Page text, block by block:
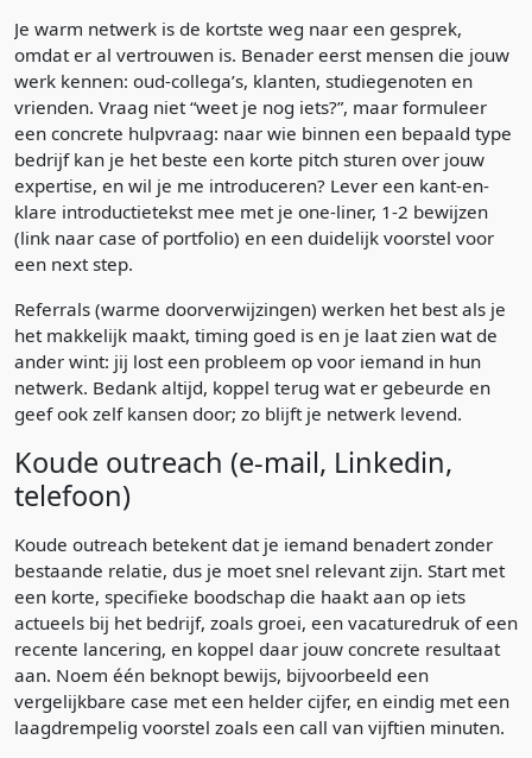
Je warm netwerk is de kortste weg naar een gesprek,
omdat er al vertrouwen is. Benader eerst mensen die jouw
werk kennen: oud-collega’s, klanten, studiegenoten en
vrienden. Vraag niet “weet je nog iets?”, maar formuleer
een concrete hulpvraag: naar wie binnen een bepaald type
bedrijf kan je het beste een korte pitch sturen over jouw
expertise, en wil je me introduceren? Lever een kant-en-
klare introductietekst mee met je one-liner, 1-2 bewijzen
(link naar case of portfolio) en een duidelijk voorstel voor
een next step.
Referrals (warme doorverwijzingen) werken het best als je
het makkelijk maakt, timing goed is en je laat zien wat de
ander wint: jij lost een probleem op voor iemand in hun
netwerk. Bedank altijd, koppel terug wat er gebeurde en
geef ook zelf kansen door; zo blijft je netwerk levend.
Koude outreach (e-mail, Linkedin,
telefoon)
Koude outreach betekent dat je iemand benadert zonder
bestaande relatie, dus je moet snel relevant zijn. Start met
een korte, specifieke boodschap die haakt aan op iets
actueels bij het bedrijf, zoals groei, een vacaturedruk of een
recente lancering, en koppel daar jouw concrete resultaat
aan. Noem één beknopt bewijs, bijvoorbeeld een
vergelijkbare case met een helder cijfer, en eindig met een
laagdrempelig voorstel zoals een call van vijftien minuten.